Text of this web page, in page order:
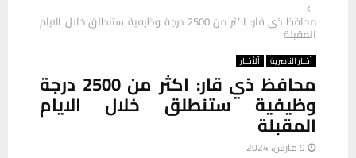
محافظ ذي قار: اكثر من 2500 درجة وظيفية ستنطلق خلال الايام
المقبلة
أخبار الناصرية ألأخبار
محافظ ذي قار: اكثر من 2500 درجة
وظيفية ستنطلق خلال الايام
المقبلة
9 مارس، 2024